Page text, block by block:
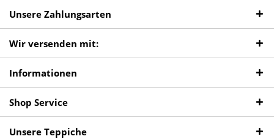
Unsere Zahlungsarten
Wir versenden mit:
Informationen
Shop Service
Unsere Teppiche